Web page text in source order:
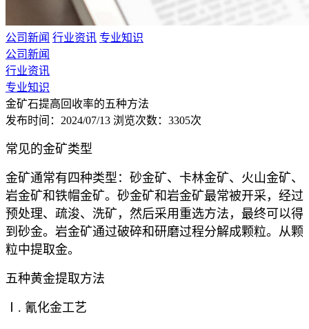
公司新闻 行业资讯 专业知识
公司新闻
行业资讯
专业知识
金矿石提高回收率的五种方法
发布时间：2024/07/13 浏览次数：3305次
常见的金矿类型
金矿通常有四种类型：砂金矿、卡林金矿、火山金矿、
岩金矿和铁帽金矿。砂金矿和岩金矿最常被开采，经过
预处理、疏浚、洗矿，然后采用重选方法，最终可以得
到砂金。岩金矿通过破碎和研磨过程分解成颗粒。从颗
粒中提取金。
五种黄金提取方法
Ⅰ. 氰化金工艺